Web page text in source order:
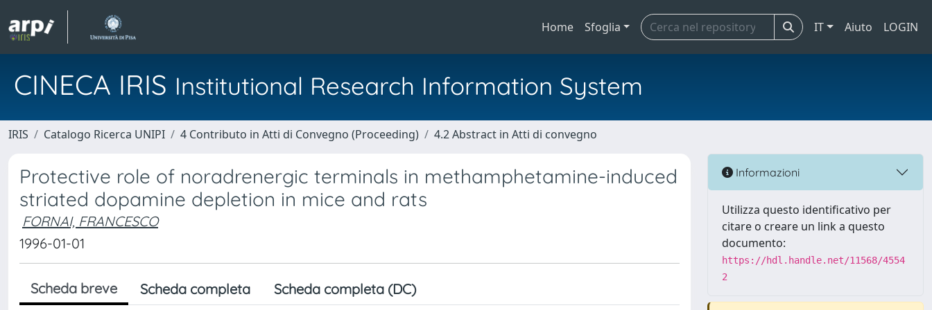
Home Sfoglia IT Aiuto LOGIN
CINECA IRIS Institutional Research Information System
IRIS Catalogo Ricerca UNIPI 4 Contributo in Atti di Convegno (Proceeding) 4.2 Abstract in Atti di convegno
Protective role of noradrenergic terminals in methamphetamine-induced
striated dopamine depletion in mice and rats
FORNAI, FRANCESCO
1996-01-01
Scheda breve Scheda completa Scheda completa (DC)
Informazioni
Utilizza questo identificativo per
citare o creare un link a questo
documento:
https://hdl.handle.net/11568/4554
2